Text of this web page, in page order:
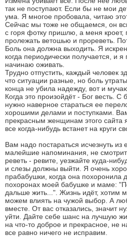
так не поступают. Если бы не мои
ума. Я многое пробовала, читаю
Сейчас мы тоже не общаемся, он
с горя фотку пришлю, а меня кроет,
пролежать ветошью и прореветь.
Боль она должна выходить. Я
когда периодически получается, и
начинаю оживать.
Трудно отпустить, каждый человек
что ситуации разные, но боль
конца не убила надежду, вот и
Когда это произойдёт - Бог весть.
нужно наверное стараться ее
хорошими делами и поступками.
прекрасным женщинам этого сайта
все когда-нибудь встанет на круги
Вам надо постараться исчезнуть из
малейшие напоминания, не
реветь - ревите, уезжайте куда-
и слезы должны выйти. Я очень
прабабушки, когда она похоронила
похоронах моей бабушке и маме:
дальше жить...". Жизнь идёт, хотим
можем влиять на чужой выбор. А
вместе. От вас отказались, значит
уйти. Дайте себе шанс на лучшую
на что-то доброе и прекрасное,
все равно ничего не исправим.